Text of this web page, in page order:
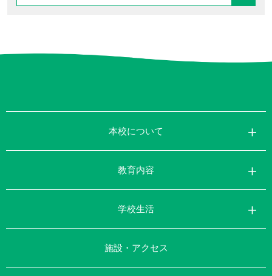
本校について
教育内容
学校生活
施設・アクセス